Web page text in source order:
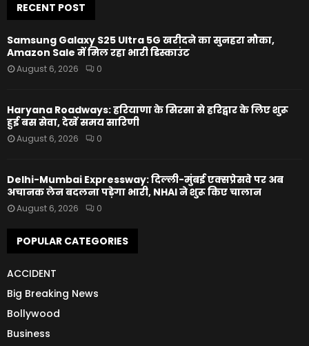
RECENT POST
Samsung Galaxy S25 Ultra 5G खरीदने का सुनहरा मौका,
Amazon Sale में मिल रहा भारी डिस्काउंट
August 6, 2026 0
Haryana Roadways: हरियाणा के सिरसा से हरिद्वार के लिए शुरू
हुई बस सेवा, देखें समय सारिणी
August 6, 2026 0
Delhi-Mumbai Expressway: दिल्ली-मुंबई एक्सप्रेसवे पर अब
अचानक लेन बदलना पड़ेगा भारी, NHAI ने शुरू किए चालान
August 6, 2026 0
POPULAR CATEGORIES
ACCIDENT
Big Breaking News
Bollywood
Business